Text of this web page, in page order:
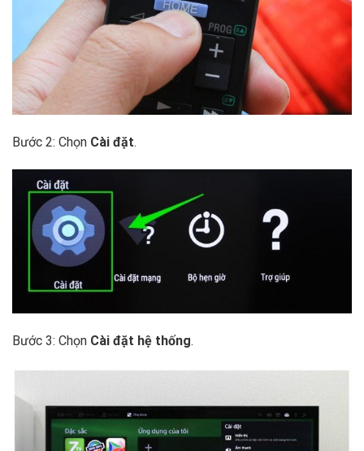
Bước 2: Chọn Cài đặt.
Bước 3: Chọn Cài đặt hệ thống.